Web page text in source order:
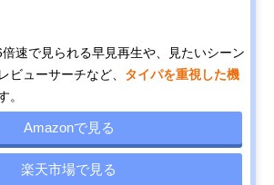
速で見られる早見再生や、見たいシーン
ビューサーチなど、 タイパを重視した機
。
Amazonで見る
楽天市場で見る